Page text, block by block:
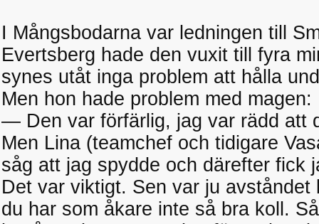
I Mångsbodarna var ledningen till
Evertsberg hade den vuxit till fyra
synes utåt inga problem att hålla
Men hon hade problem med magen:
— Den var förfärlig, jag var rädd att
Men Lina (teamchef och tidigare
såg att jag spydde och därefter fick
Det var viktigt. Sen var ju
du har som åkare inte så bra koll.